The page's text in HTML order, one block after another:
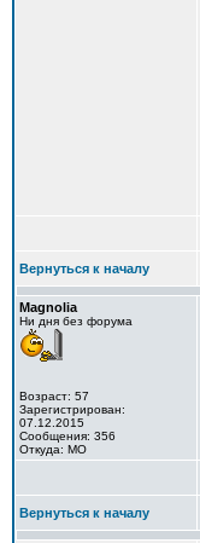
Вернуться к началу
Magnolia
Ни дня без форума
Возраст: 57
Зарегистрирован:
07.12.2015
Сообщения: 356
Откуда: МО
Вернуться к началу